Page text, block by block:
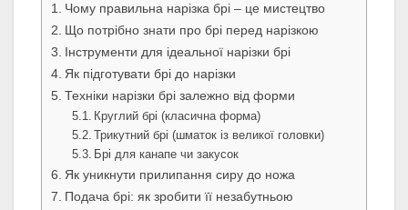
Чому правильна нарізка брі – це мистецтво
Що потрібно знати про брі перед нарізкою
Інструменти для ідеальної нарізки брі
Як підготувати брі до нарізки
Техніки нарізки брі залежно від форми
Круглий брі (класична форма)
Трикутний брі (шматок із великої головки)
Брі для канапе чи закусок
Як уникнути прилипання сиру до ножа
Подача брі: як зробити її незабутньою